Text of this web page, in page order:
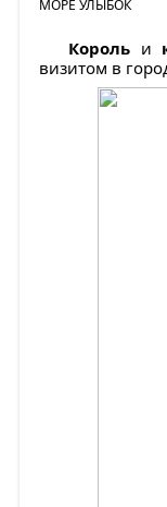
МОРЕ УЛЫБОК
Король и
визитом в